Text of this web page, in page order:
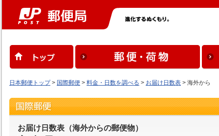
日本郵便トップ> 国際郵便 > 料金・日数を調べる > お届け日数表 > 海外から
お届け日数表（海外からの郵便物）